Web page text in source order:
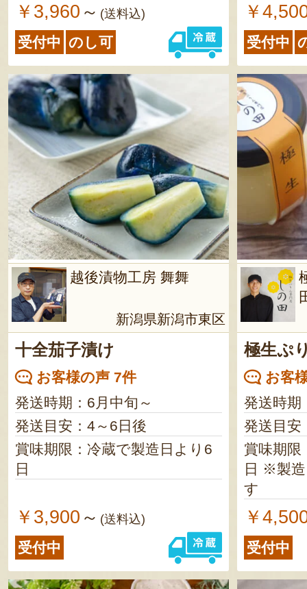
￥3,960 ～ (送料込)
受付中 のし可
冷蔵で8
￥
受付中
越後漬物工房 舞舞
新潟県新潟市東区
十全茄子漬け
お客様の声 7件
発送時期：6月中旬～
発送目安：4～6日後
賞味期限：冷蔵で製造日より6
日
￥3,900 ～ (送料込)
受付中
極生ぷ
お客
発送時期
発送目安
賞味期限
日 ※製造日の翌日に発送しま
す
￥
受付中